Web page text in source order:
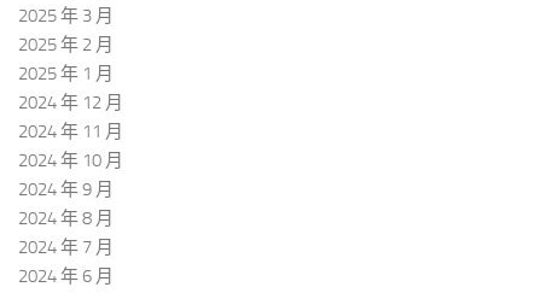
2025 年 3 月
2025 年 2 月
2025 年 1 月
2024 年 12 月
2024 年 11 月
2024 年 10 月
2024 年 9 月
2024 年 8 月
2024 年 7 月
2024 年 6 月